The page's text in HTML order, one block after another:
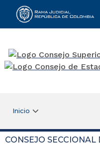
Rama
Inicio
CONSEJO